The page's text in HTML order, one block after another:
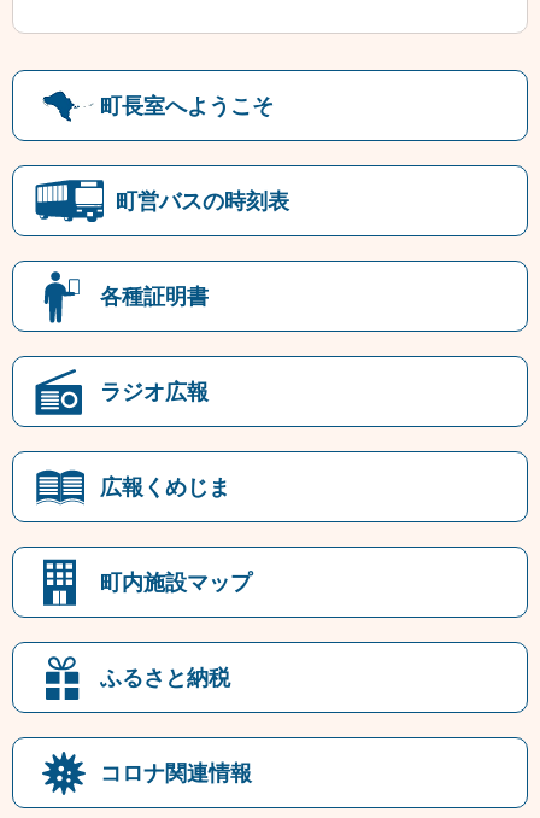
町長室へようこそ
町営バスの時刻表
各種証明書
ラジオ広報
広報くめじま
町内施設マップ
ふるさと納税
コロナ関連情報